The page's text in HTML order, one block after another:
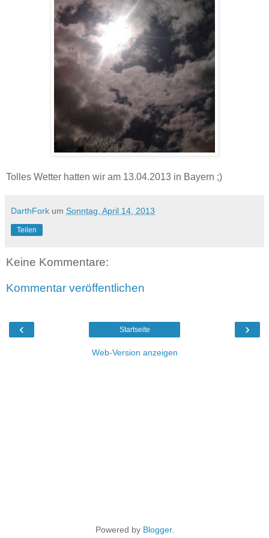
Tolles Wetter hatten wir am 13.04.2013 in Bayern ;)
DarthFork um Sonntag, April 14, 2013
Teilen
Keine Kommentare:
Kommentar veröffentlichen
‹ ›
Startseite
Web-Version anzeigen
Powered by Blogger.